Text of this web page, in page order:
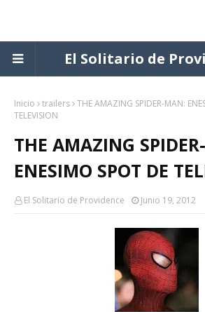
El Solitario de
Inicio trailers THE AMAZING SPIDER-MAN:
TELEVISION
THE AMAZING
ENESIMO SPOT DE
El Solitario de Providence Junio 19, 2012